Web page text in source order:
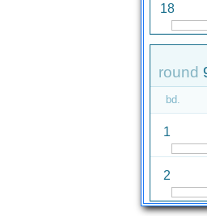
18
round
bd.
1
2